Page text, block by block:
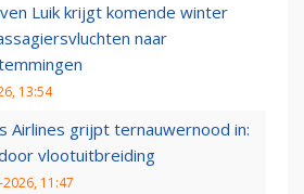
Luik krijgt komende winter
naar
13:54
Airlines grijpt ternauwernood in:
vlootuitbreiding
11:47